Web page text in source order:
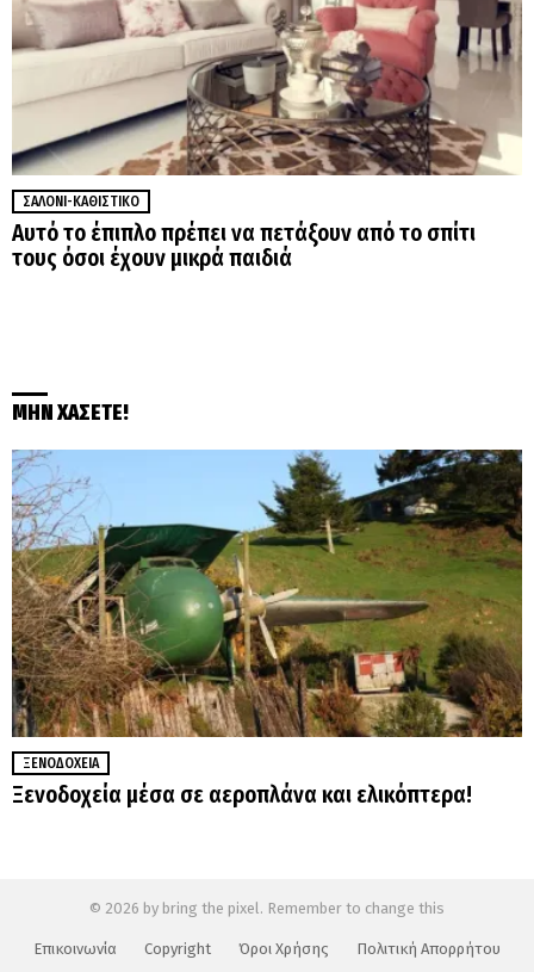
ΣΑΛΌΝΙ-ΚΑΘΙΣΤΙΚΌ
Αυτό το έπιπλο πρέπει να πετάξουν από το σπίτι
τους όσοι έχουν μικρά παιδιά
ΜΗΝ ΧΑΣΕΤΕ!
ΞΕΝΟΔΟΧΕΊΑ
Ξενοδοχεία μέσα σε αεροπλάνα και ελικόπτερα!
© 2026 by bring the pixel. Remember to change this
Επικοινωνία Copyright Όροι Χρήσης Πολιτική Απορρήτου